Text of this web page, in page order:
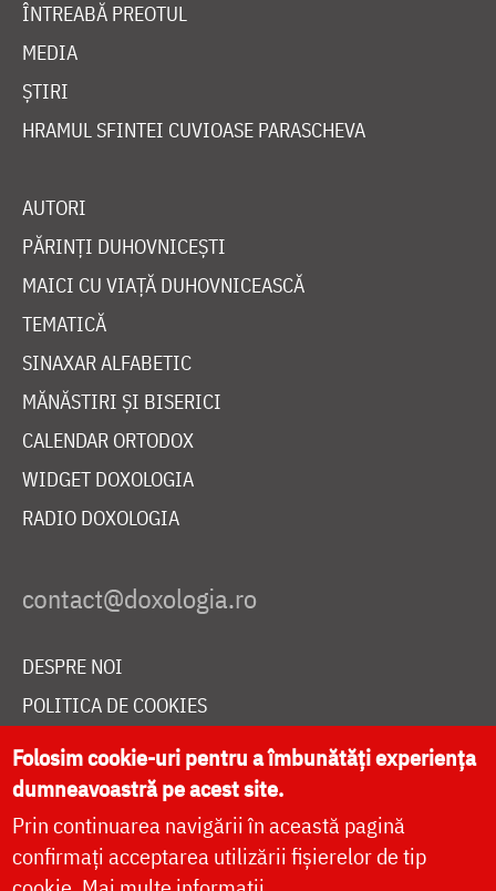
ÎNTREABĂ PREOTUL
MEDIA
ȘTIRI
HRAMUL SFINTEI CUVIOASE PARASCHEVA
AUTORI
PĂRINȚI DUHOVNICEȘTI
MAICI CU VIAȚĂ DUHOVNICEASCĂ
TEMATICĂ
SINAXAR ALFABETIC
MĂNĂSTIRI ȘI BISERICI
CALENDAR ORTODOX
WIDGET DOXOLOGIA
RADIO DOXOLOGIA
DESPRE NOI
POLITICA DE COOKIES
DONEAZĂ ONLINE PENTRU CATEDRALA NAȚIONALĂ
LIVE
Folosim cookie-uri pentru a îmbunătăți experiența
dumneavoastră pe acest site.
Prin continuarea navigării în această pagină
confirmați acceptarea utilizării fișierelor de tip